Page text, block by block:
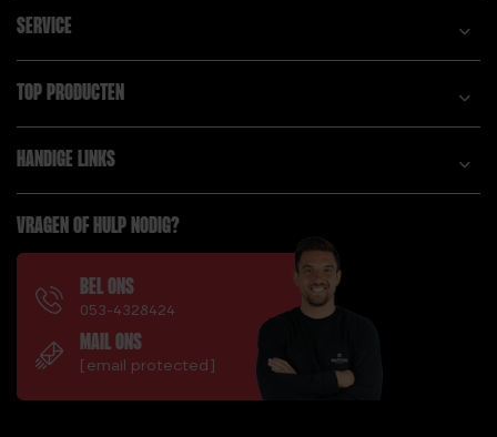
SERVICE
TOP PRODUCTEN
HANDIGE LINKS
VRAGEN OF HULP NODIG?
BEL ONS
053-4328424
MAIL ONS
[email protected]